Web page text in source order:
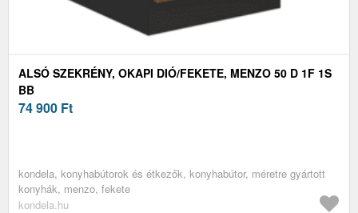
ALSÓ SZEKRÉNY, OKAPI DIÓ/FEKETE, MENZO 50 D 1F 1S
BB
74 900 Ft
kondela, konyhabútorok és étkezők, konyhabútor, méretre gyártott
konyhák, menzo, fekete
kondela.hu